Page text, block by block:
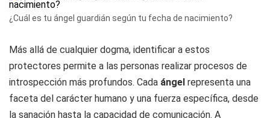
¿Cuál es tu ángel guardián según tu fecha de nacimiento?
Más allá de cualquier dogma, identificar a estos
protectores permite a las personas realizar procesos de
introspección más profundos. Cada ángel representa una
faceta del carácter humano y una fuerza específica, desde
la sanación hasta la capacidad de comunicación. A